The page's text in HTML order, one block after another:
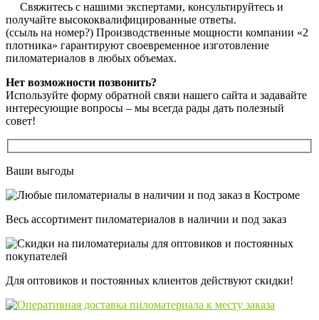
Свяжитесь с нашими экспертами, консультируйтесь и
получайте высококвалифицированные ответы.
(ссыль на номер?) Производственные мощности компании «2
плотника» гарантируют своевременное изготовление
пиломатериалов в любых объемах.
Нет возможности позвонить?
Используйте форму обратной связи нашего сайта и задавайте
интересующие вопросы – мы всегда рады дать полезный
совет!
Ваши выгоды
Весь ассортимент пиломатериалов в наличии и под заказ
Для оптовиков и постоянных клиентов действуют скидки!